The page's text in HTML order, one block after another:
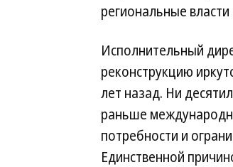
региональные
Исполнительный
реконструкцию
лет назад. Ни
раньше
потребности и
Единственной